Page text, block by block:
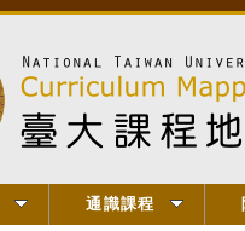
通識課程